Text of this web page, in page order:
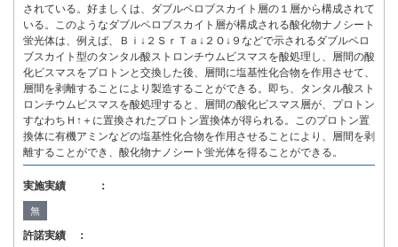
されている。好ましくは、ダブルペロブスカイト層の１層から構成されて
いる。このようなダブルペロブスカイト層が構成される酸化物ナノシート
蛍光体は、例えば、Ｂｉ↓２ＳｒＴａ↓２Ｏ↓９などで示されるダブルペロ
ブスカイト型のタンタル酸ストロンチウムビスマスを酸処理し、層間の酸
化ビスマスをプロトンと交換した後、層間に塩基性化合物を作用させて、
層間を剥離することにより製造することができる。即ち、タンタル酸スト
ロンチウムビスマスを酸処理すると、層間の酸化ビスマス層が、プロトン
すなわちＨ↑＋に置換されたプロトン置換体が得られる。このプロトン置
換体に有機アミンなどの塩基性化合物を作用させることにより、層間を剥
離することができ、酸化物ナノシート蛍光体を得ることができる。
実施実績 ：
無
許諾実績 ：